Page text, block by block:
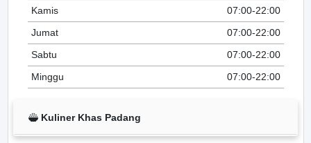
Kamis
07:00-22:00
Jumat
07:00-22:00
Sabtu
07:00-22:00
Minggu
07:00-22:00
Kuliner Khas Padang